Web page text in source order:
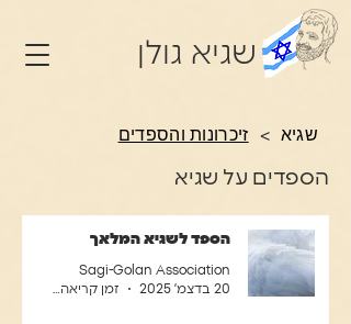
שגיא גולן
שגיא > זיכרונות והספדים
הספדים על שגיא
הספד לשגיא המלאך
Sagi-Golan Association
20 בדצמ׳ 2025